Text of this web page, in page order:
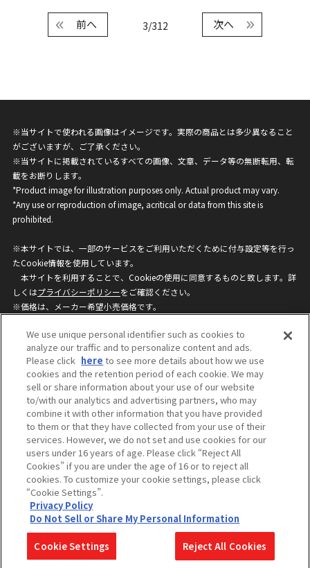
3/312
前へ 次へ
※当サイトで使われる画像はイメージです。実際の商品とは多少異なること
がございますが、ご了承ください。
※当サイトに掲載されているすべての画像、文章、データ等の無断転用、転
載をお断りします。
*Product image for illustration purposes only. Actual product may vary.
*Any use or reproduction of image, acritical or data from this site is
prohibited.
※本サイトでは、一部のサービスをご利用いただくために付与設定等を行っ
たCookie情報を使用しています。
本サイトを利用することで、Cookieの使用に同意するものと致します。詳
しくはプライバシーポリシーをご確認ください。
※価格は、メーカー希望小売価格です。
ざいますのでご了承ください。
privacypolicy
Do Not Sell or Share My
Personal Information
ウェブサイトご利用条件
ソーシャルメディアポリシー
個人情報保護方針
お問い合わせ
©BANDAI
コピーライト一覧を表示する
We use unique personal identifier such as cookies to
analyze our traffic and to personalize content and ads.
Please click here to see more details about how we use
cookies and the retention period of each cookie. We may
sell or share information about your use of our website
to/with our analytics and advertising partners, who may
combine it with other information that you have provided
to them or that they have collected from your use of their
services. However, we do not set and use cookies for our
users under 16 years of age. Please click “Reject All
Cookies” if you are under the age of 16 or to reject all
cookies. To customize your cookie settings, please click
“Cookie Settings”.
Privacy Policy
Do Not Sell or Share My Personal Information
Cookie Settings Reject All Cookies